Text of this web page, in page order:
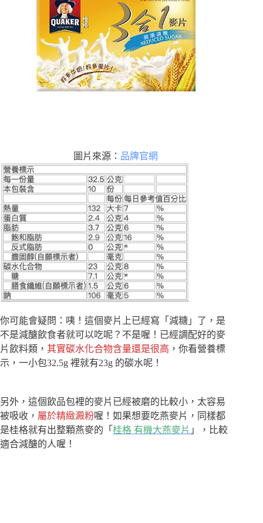
圖片來源： 品牌官網
你可能會疑問：咦！這個麥片上已經寫「減糖」了，是
不是減醣飲食者就可以吃呢？不是喔！已經調配好的麥
片飲料類， 其實碳水化合物含量還是很高 ，你看營養標
示，一小包32.5g 裡就有23g 的碳水呢！
另外，這個飲品包裡的麥片已經被磨的比較小，太容易
被吸收， 屬於精緻澱粉喔！如果想要吃燕麥片，同樣都
是桂格就有出整顆燕麥的「 桂格 有機大燕麥片 」，比較
適合減醣的人喔！